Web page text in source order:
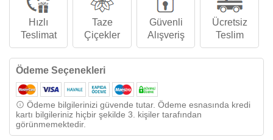
Hızlı
Teslimat
Taze
Çiçekler
Güvenli
Alışveriş
Ücretsiz
Teslim
Ödeme Seçenekleri
Ödeme bilgilerinizi güvende tutar. Ödeme esnasında kredi
kartı bilgileriniz hiçbir şekilde 3. kişiler tarafından
görünmemektedir.